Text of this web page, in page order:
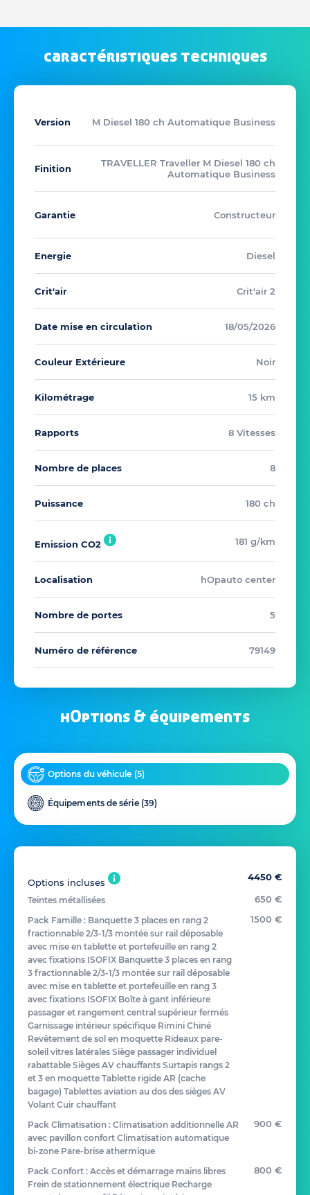
caractéristiques techniques
Version M Diesel 180 ch Automatique Business
Finition
TRAVELLER Traveller M Diesel 180 ch
Automatique Business
Garantie Constructeur
Energie Diesel
Crit'air Crit'air 2
Date mise en circulation 18/05/2026
Couleur Extérieure Noir
Kilométrage 15 km
Rapports 8 Vitesses
Nombre de places 8
Puissance 180 ch
Emission CO2 181 g/km
Localisation hOpauto center
Nombre de portes 5
Numéro de référence 79149
hOptions & équipements
Options du véhicule (5)
Équipements de série (39)
Options incluses 4450 €
Teintes métallisées 650 €
Pack Famille : Banquette 3 places en rang 2
fractionnable 2/3-1/3 montée sur rail déposable
avec mise en tablette et portefeuille en rang 2
avec fixations ISOFIX Banquette 3 places en rang
3 fractionnable 2/3-1/3 montée sur rail déposable
avec mise en tablette et portefeuille en rang 3
avec fixations ISOFIX Boîte à gant inférieure
passager et rangement central supérieur fermés
Garnissage intérieur spécifique Rimini Chiné
Revêtement de sol en moquette Rideaux pare-
soleil vitres latérales Siège passager individuel
rabattable Sièges AV chauffants Surtapis rangs 2
et 3 en moquette Tablette rigide AR (cache
bagage) Tablettes aviation au dos des sièges AV
Volant Cuir chauffant
1500 €
Pack Climatisation : Climatisation additionnelle AR
avec pavillon confort Climatisation automatique
bi-zone Pare-brise athermique
900 €
Pack Confort : Accès et démarrage mains libres
Frein de stationnement électrique Recharge
800 €